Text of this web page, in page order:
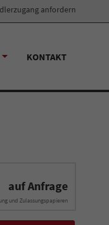
anfordern
KONTAKT
auf Anfrage
und Zulassungspapieren